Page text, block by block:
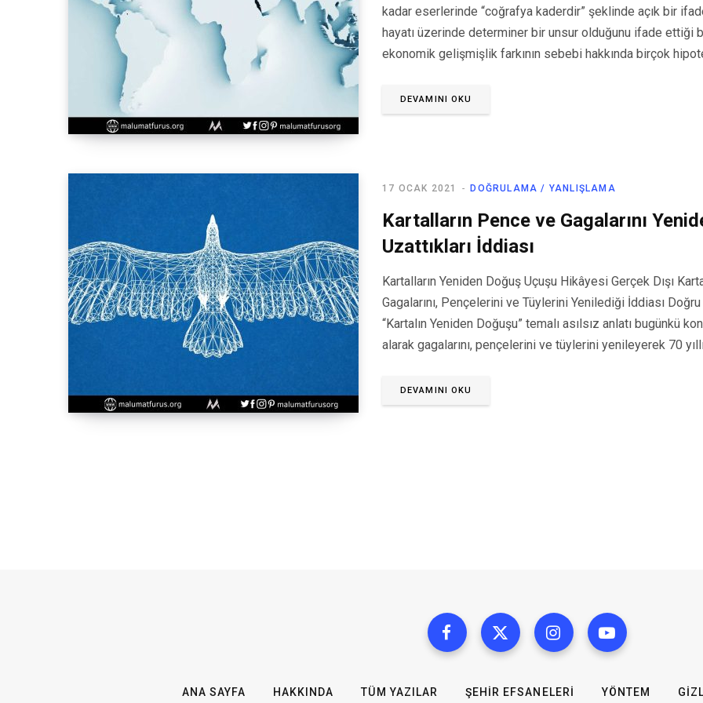
kadar eserlerinde “coğrafya kaderdir” şeklinde açık bir
hayatı üzerinde determiner bir unsur olduğunu ifade ettiği
ekonomik gelişmişlik farkının sebebi hakkında birçok
DEVAMINI OKU
DOĞRULAMA / YANLIŞLAMA
17 OCAK 2021
Kartalların Pence ve Gagalarını
Uzattıkları İddiası
Kartalların Yeniden Doğuş Uçuşu Hikâyesi Gerçek Dışı
Gagalarını, Pençelerini ve Tüylerini Yenilediği İddiası
“Kartalın Yeniden Doğuşu” temalı asılsız anlatı bugünkü
alarak gagalarını, pençelerini ve tüylerini yenileyerek 70
DEVAMINI OKU
ANA SAYFA HAKKINDA TÜM YAZILAR ŞEHIR EFSANELERI YÖNTEM